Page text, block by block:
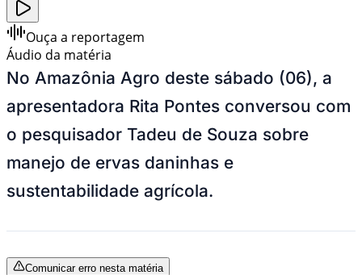
Ouça a reportagem
Áudio da matéria
No Amazônia Agro deste sábado (06), a
apresentadora Rita Pontes conversou com
o pesquisador Tadeu de Souza sobre
manejo de ervas daninhas e
sustentabilidade agrícola.
Comunicar erro nesta matéria